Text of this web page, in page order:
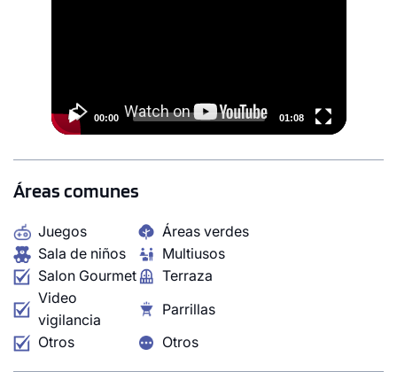
3 dorms. 2 baños
COTIZAR AHORA
00:00 01:08
Áreas comunes
Juegos
Áreas verdes
Sala de niños
Multiusos
Salon Gourmet
Terraza
Video
vigilancia
Parrillas
Otros
Otros